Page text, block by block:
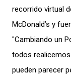
recorrido virtual
McDonald’s y
"Cambiando un
todos
pueden parecer